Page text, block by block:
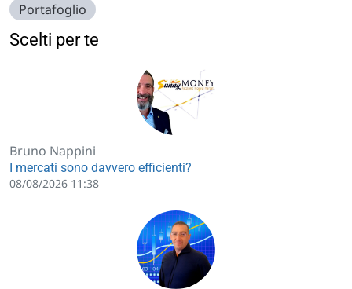
Portafoglio
Scelti per te
Bruno Nappini
I mercati sono davvero efficienti?
08/08/2026 11:38